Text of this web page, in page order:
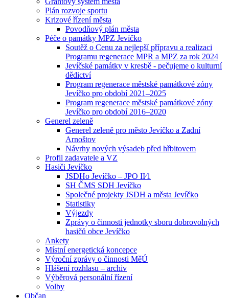
Plán rozvoje sportu
Krizové řízení města
Povodňový plán města
Péče o památky MPZ Jevíčko
Soutěž o Cenu za nejlepší přípravu a realizaci
Programu regenerace MPR a MPZ za rok 2024
Jevíčské památky v kresbě - pečujeme o kulturní
dědictví
Program regenerace městské památkové zóny
Jevíčko pro období 2021–2025
Program regenerace městské památkové zóny
Jevíčko pro období 2016–2020
Generel zeleně
Generel zeleně pro město Jevíčko a Zadní
Arnoštov
Návrhy nových výsadeb před hřbitovem
Profil zadavatele a VZ
Hasiči Jevíčko
JSDHo Jevíčko – JPO II⁄1
SH ČMS SDH Jevíčko
Společné projekty JSDH a města Jevíčko
Statistiky
Výjezdy
Zprávy o činnosti jednotky sboru dobrovolných
hasičů obce Jevíčko
Ankety
Místní energetická koncepce
Výroční zprávy o činnosti MěÚ
Hlášení rozhlasu – archiv
Výběrová personální řízení
Volby
Občan